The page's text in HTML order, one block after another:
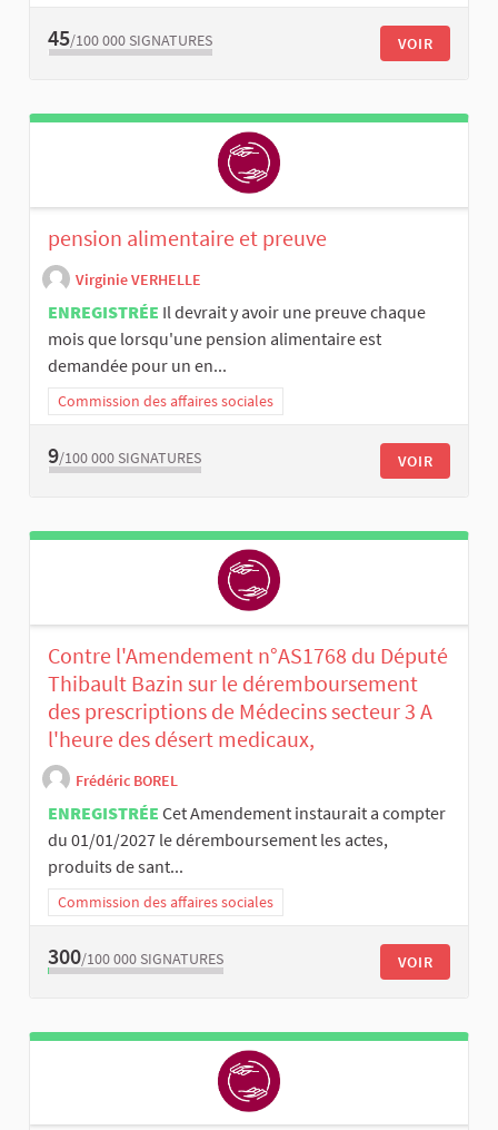
45/100 000 SIGNATURES VOIR
pension alimentaire et preuve
Virginie VERHELLE
ENREGISTRÉE Il devrait y avoir une preuve chaque
mois que lorsqu'une pension alimentaire est
demandée pour un en...
Commission des affaires sociales
9/100 000 SIGNATURES VOIR
Contre l'Amendement n°AS1768 du Député
Thibault Bazin sur le déremboursement
des prescriptions de Médecins secteur 3 A
l'heure des désert medicaux,
Frédéric BOREL
ENREGISTRÉE Cet Amendement instaurait a compter
du 01/01/2027 le déremboursement les actes,
produits de sant...
Commission des affaires sociales
300/100 000 SIGNATURES VOIR